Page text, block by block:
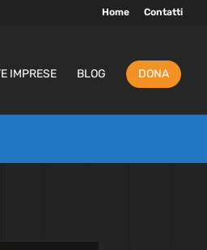
Home Contatti
IMPRESE BLOG DONA